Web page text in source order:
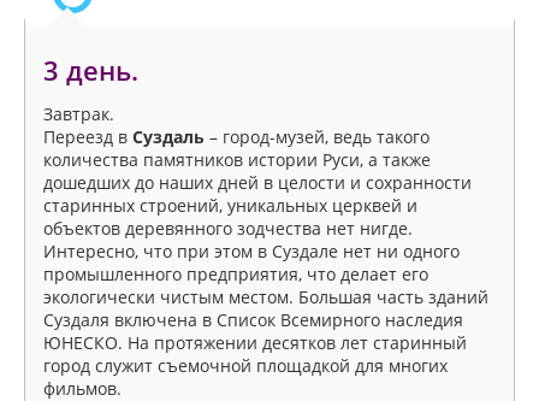
3 день.
Завтрак.
Переезд в Суздаль – город-музей, ведь такого
количества памятников истории Руси, а также
дошедших до наших дней в целости и сохранности
старинных строений, уникальных церквей и
объектов деревянного зодчества нет нигде.
Интересно, что при этом в Суздале нет ни одного
промышленного предприятия, что делает его
экологически чистым местом. Большая часть зданий
Суздаля включена в Список Всемирного наследия
ЮНЕСКО. На протяжении десятков лет старинный
город служит съемочной площадкой для многих
фильмов.